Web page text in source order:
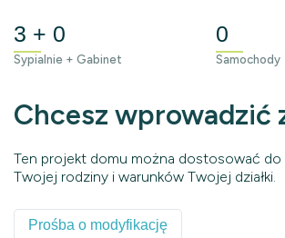
3 + 0
Sypialnie + Gabinet
0
Samochody
Chcesz wprowadzić
Ten projekt domu można dostosować do
Twojej rodziny i warunków Twojej działki.
Prośba o modyfikację